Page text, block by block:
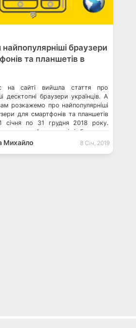
💬
браузери
та планшетів в
на сайті вийшла стаття про
десктопні браузери українців. А
розкажемо про найпопулярніші
для смартфонів та планшетів
січня по 31 грудня 2018 року.
найпопулярніші браузери
за 2018 рік Fuchsia OS
Android-застосунки
Михайло 8 Січ, 2019